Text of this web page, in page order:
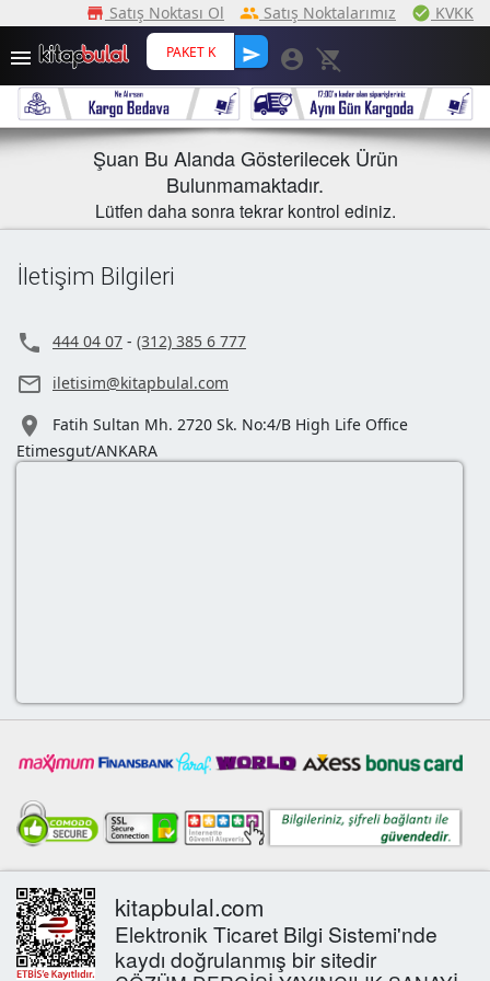
storefront
Satış Noktası Ol peoplesSatış Noktalarımız KVKK
 send account_circle remove_shopping_cart
Şuan Bu Alanda Gösterilecek Ürün
Bulunmamaktadır.
Lütfen daha sonra tekrar kontrol ediniz.
İletişim Bilgileri
 444 04 07 - (312) 385 6 777
 iletisim@kitapbulal.com

Fatih Sultan Mh. 2720 Sk. No:4/B High Life Office
Etimesgut/ANKARA
kitapbulal.com
Elektronik Ticaret Bilgi Sistemi'nde
kaydı doğrulanmış bir sitedir